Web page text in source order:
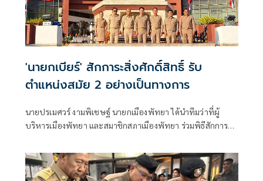
'นายกเบียร์' สักการะสิ่งศักดิ์สิทธิ์ รับ
ตำแหน่งสมัย 2 อย่างเป็นทางการ
นายปรเมศวร์ งามพิเชษฐ์ นายกเมืองพัทยา ได้นำทีมว่าที่ผู้
บริหารเมืองพัทยา และสมาชิกสภาเมืองพัทยา ร่วมพิธีสักการะ